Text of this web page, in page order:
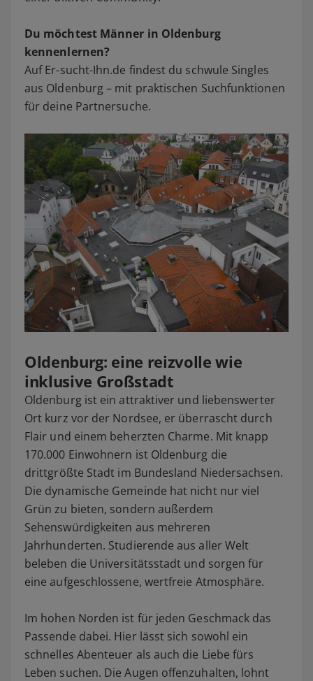
Du möchtest Männer in Oldenburg
kennenlernen?
Auf Er-sucht-Ihn.de findest du schwule Singles
aus Oldenburg – mit praktischen Suchfunktionen
für deine Partnersuche.
Oldenburg: eine reizvolle wie
inklusive Großstadt
Oldenburg ist ein attraktiver und liebenswerter
Ort kurz vor der Nordsee, er überrascht durch
Flair und einem beherzten Charme. Mit knapp
170.000 Einwohnern ist Oldenburg die
drittgrößte Stadt im Bundesland Niedersachsen.
Die dynamische Gemeinde hat nicht nur viel
Grün zu bieten, sondern außerdem
Sehenswürdigkeiten aus mehreren
Jahrhunderten. Studierende aus aller Welt
beleben die Universitätsstadt und sorgen für
eine aufgeschlossene, wertfreie Atmosphäre.
Im hohen Norden ist für jeden Geschmack das
Passende dabei. Hier lässt sich sowohl ein
schnelles Abenteuer als auch die Liebe fürs
Leben suchen. Die Augen offenzuhalten, lohnt